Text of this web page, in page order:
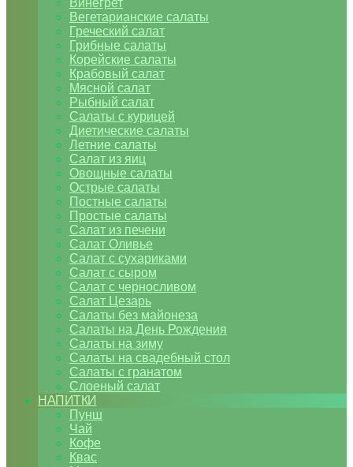
Винегрет
Вегетарианские салаты
Греческий салат
Грибные салаты
Корейские салаты
Крабовый салат
Мясной салат
Рыбный салат
Салаты с курицей
Диетические салаты
Летние салаты
Салат из яиц
Овощные салаты
Острые салаты
Постные салаты
Простые салаты
Салат из печени
Салат Оливье
Салат с сухариками
Салат с сыром
Салат с черносливом
Салат Цезарь
Салаты без майонеза
Салаты на День Рождения
Салаты на зиму
Салаты на свадебный стол
Салаты с гранатом
Слоеный салат
НАПИТКИ
Пунш
Чай
Кофе
Квас